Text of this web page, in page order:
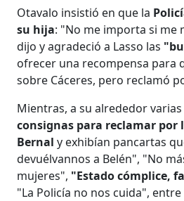
Otavalo insistió en que la
su hija: "No me importa si me
dijo y agradeció a Lasso las
ofrecer una recompensa para
sobre Cáceres, pero reclamó
Mientras, a su alrededor
consignas para reclamar por
Bernal y exhibían pancartas
devuélvannos a Belén", "No
mujeres", "Estado cómplice,
"La Policía no nos cuida",